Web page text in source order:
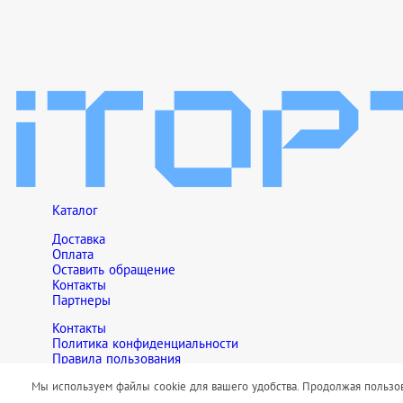
Каталог
Доставка
Оплата
Оставить обращение
Контакты
Партнеры
Контакты
Политика конфиденциальности
Правила пользования
Обращаем Ваше внимание на то, что данный интернет-сайт
Мы используем файлы cookie для вашего удобства. Продолжая